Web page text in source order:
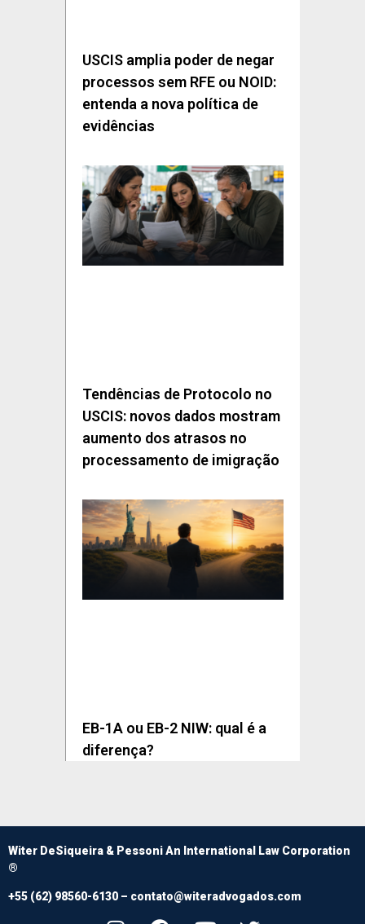
USCIS amplia poder de negar
processos sem RFE ou NOID:
entenda a nova política de
evidências
Tendências de Protocolo no
USCIS: novos dados mostram
aumento dos atrasos no
processamento de imigração
EB-1A ou EB-2 NIW: qual é a
diferença?
Witer DeSiqueira & Pessoni An International Law Corporation
®
+55 (62) 98560-6130 – contato@witeradvogados.com